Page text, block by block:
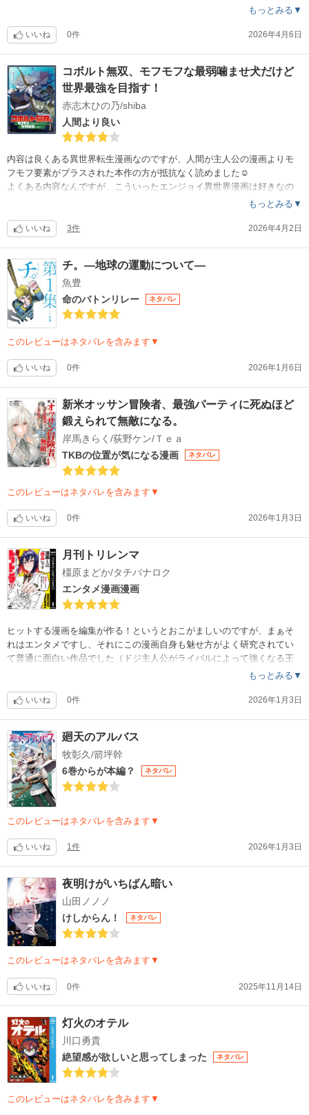
内容は『うおおおお！滾る！』とか『アイツを倒したんで次コイツ！』
か『風が泣いている・・』とか、吟遊詩人（イズミさんのジョブ）特有
ケモケモさんの過去やチンチクの過去に何があったのか、これから多分
明らかになっていくと思うので、未完にならずに最後まで観たい作品で
すね☺️
もっとみる▼
いいね 0件 2026年4月6日
コボルト無双、モフモフな最弱噛ませ犬だけど
世界最強を目指す！
赤志木ひの乃/shiba
人間より良い
内容は良くある異世界転生漫画なのですが、人間が主人公の漫画よりモ
フモフ要素がプラスされた本作の方が抵抗なく読めました☺️
よくある内容なんですが、こういったエンジョイ異世界漫画は好きなの
で途中で完結せずに最後まで見たいですね（モフモフ妹ちゃん推し）。
もっとみる▼
いいね 3件 2026年4月2日
チ。―地球の運動について―
魚豊
命のバトンリレー
ネタバレ
このレビューはネタバレを含みます▼
いいね 0件 2026年1月6日
新米オッサン冒険者、最強パーティに死ぬほど
鍛えられて無敵になる。
岸馬きらく/荻野ケン/Ｔｅａ
TKBの位置が気になる漫画
ネタバレ
このレビューはネタバレを含みます▼
いいね 0件 2026年1月3日
月刊トリレンマ
橿原まどか/タチバナロク
エンタメ漫画漫画
ヒットする漫画を編集が作る！というとおこがましいのですが、まぁそ
れはエンタメですし、それにこの漫画自身も魅せ方がよく研究されてい
て普通に面白い作品でした（ドジ主人公がライバルによって強くなる王
道パターン）。ヤンジャンとかの大手出版社がこういった作品を出すと
すしね。先が楽しみな作品でした😀
もっとみる▼
いいね 0件 2026年1月3日
廻天のアルバス
牧彰久/箭坪幹
6巻からが本編？
ネタバレ
このレビューはネタバレを含みます▼
いいね 1件 2026年1月3日
夜明けがいちばん暗い
山田ノノノ
けしからん！
ネタバレ
このレビューはネタバレを含みます▼
いいね 0件 2025年11月14日
灯火のオテル
川口勇貴
絶望感が欲しいと思ってしまった
ネタバレ
このレビューはネタバレを含みます▼